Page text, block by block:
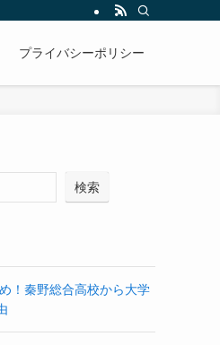
プライバシーポリシー
検索
！秦野総合高校から大学